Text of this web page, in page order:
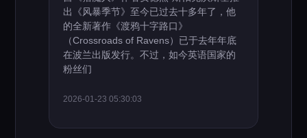
出《风暴季节》至今已过去十多年了，他
的全新著作《渡鸦十字路口》
（Crossroads of Ravens）已于去年年底
在波兰出版发行。不过，如今英语国家的
粉丝们
2026-01-23 05:30:03